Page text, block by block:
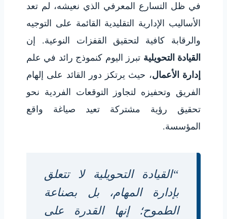
في ظل التسارع المعرفي الذي نعيشه، لم تعد
الأساليب الإدارية التقليدية القائمة على التوجيه
والرقابة كافية لتحقيق القفزات النوعية. إن
القيادة التحويلية تبرز اليوم كنموذج رائد في علم
إدارة الأعمال، حيث يرتكز دور القائد على إلهام
الفريق وتحفيزه لتجاوز التوقعات الفردية نحو
تحقيق رؤية مشتركة تعيد صياغة واقع
المؤسسة.
“القيادة التحويلية لا تتعلق
بإدارة المهام، بل بصناعة
الطموح؛ إنها القدرة على